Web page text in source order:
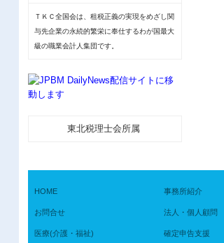
ＴＫＣ全国会は、租税正義の実現をめざし関
与先企業の永続的繁栄に奉仕するわが国最大
級の職業会計人集団です。
東北税理士会所属
HOME 事務所紹介
お問合せ 法人・個人顧問
医療(介護・福祉) 確定申告支援